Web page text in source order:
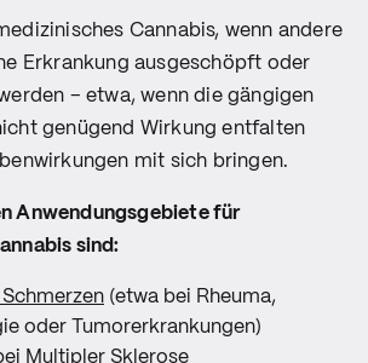
Cannabis, wenn andere
Erkrankung ausgeschöpft oder
– etwa, wenn die gängigen
genügend Wirkung entfalten
mit sich bringen.
Anwendungsgebiete für
sind:
(etwa bei Rheuma,
oder Tumorerkrankungen)
Multipler Sklerose